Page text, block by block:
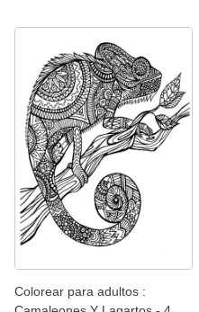
Colorear para adultos :